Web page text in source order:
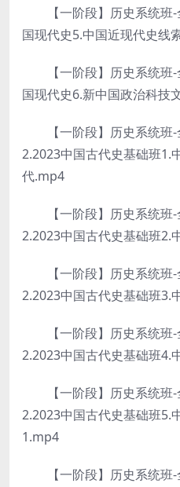
【一阶段】历史系统班-
国现代史5.中国近现代史线
【一阶段】历史系统班-
国现代史6.新中国政治科技
【一阶段】历史系统班-
2.2023中国古代史基础班1.
代.mp4
【一阶段】历史系统班-
2.2023中国古代史基础班2.
【一阶段】历史系统班-
2.2023中国古代史基础班3.
【一阶段】历史系统班-
2.2023中国古代史基础班4.
【一阶段】历史系统班-
2.2023中国古代史基础班5.
1.mp4
【一阶段】历史系统班-